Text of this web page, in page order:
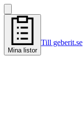
Mina listor
Till geberit.se